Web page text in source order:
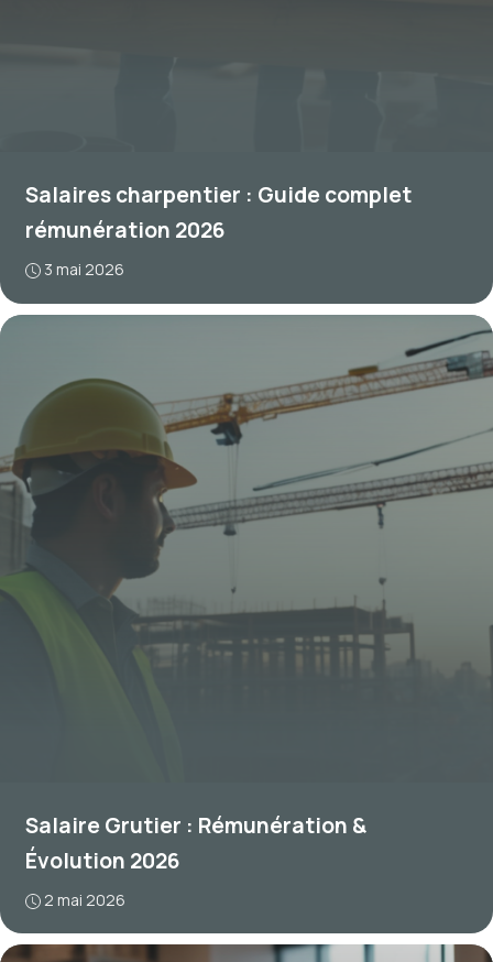
Salaires charpentier : Guide complet
rémunération 2026
3 mai 2026
Salaire Grutier : Rémunération &
Évolution 2026
2 mai 2026